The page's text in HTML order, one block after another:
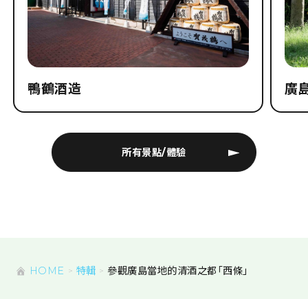
所有景點/體驗
鴨鶴酒造 廣
HOME 特輯 參觀廣島當地的清酒之都「西條」